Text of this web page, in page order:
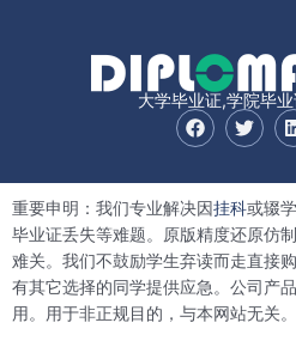
大学毕业证,学院毕
F
a
o
o
k
T
w
t
e
r
i
i
重要申明：我们专业解决因挂科或辍
毕业证丢失等难题。原版精度还原仿
难关。我们不鼓励学生弃读而走直接
有其它选择的同学提供应急。公司产
用。用于非正规目的，与本网站无关